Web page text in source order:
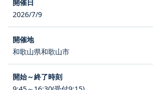
2026/7/9
和歌山県和歌山市